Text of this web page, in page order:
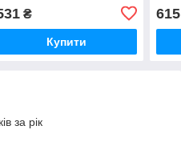
₴
Купити
615
за рік